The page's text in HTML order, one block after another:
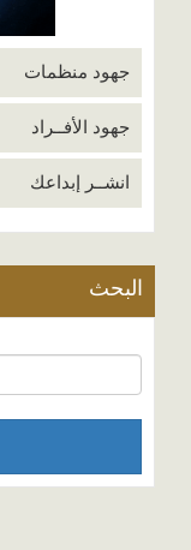
جهود منظمات
جهود الأفــراد
انشــر إبداعك
البحث